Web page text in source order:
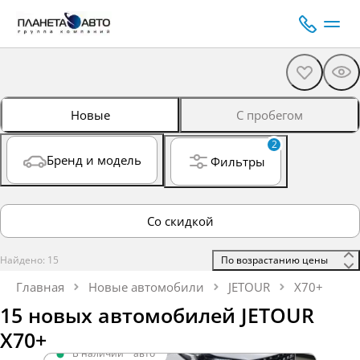
Новые С пробегом
Бренд и модель
2
Фильтры
Со скидкой
Найдено: 15
Главная Новые автомобили JETOUR X70+
15 новых автомобилей JETOUR
X70+
В наличии·авто